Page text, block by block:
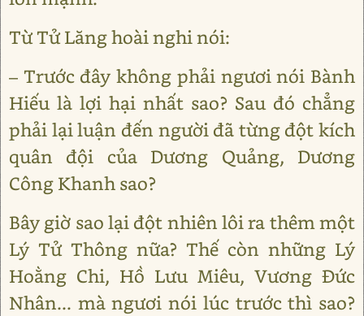
Từ Tử Lăng hoài nghi nói:
– Trước đây không phải ngươi nói Bành
Hiếu là lợi hại nhất sao? Sau đó chẳng
phải lại luận đến người đã từng đột kích
quân đội của Dương Quảng, Dương
Công Khanh sao?
Bây giờ sao lại đột nhiên lôi ra thêm một
Lý Tử Thông nữa? Thế còn những Lý
Hoằng Chi, Hồ Lưu Miêu, Vương Đức
Nhân... mà ngươi nói lúc trước thì sao?